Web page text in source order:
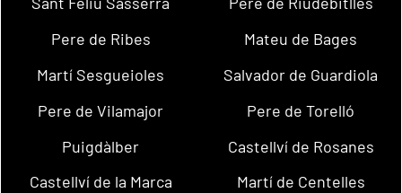
Pere de Ribes
Mateu de Bages
Martí Sesgueioles
Salvador de Guardiola
Pere de Vilamajor
Pere de Torelló
Puigdàlber
Castellví de Rosanes
Castellví de la Marca
Martí de Centelles